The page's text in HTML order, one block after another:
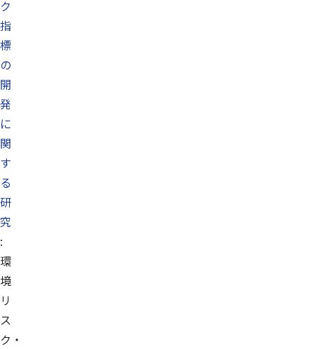
ク
指
標
の
開
発
に
関
す
る
研
究
:
環
境
リ
ス
ク・